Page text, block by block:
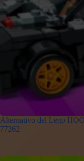
Alternativo del Lego
77262